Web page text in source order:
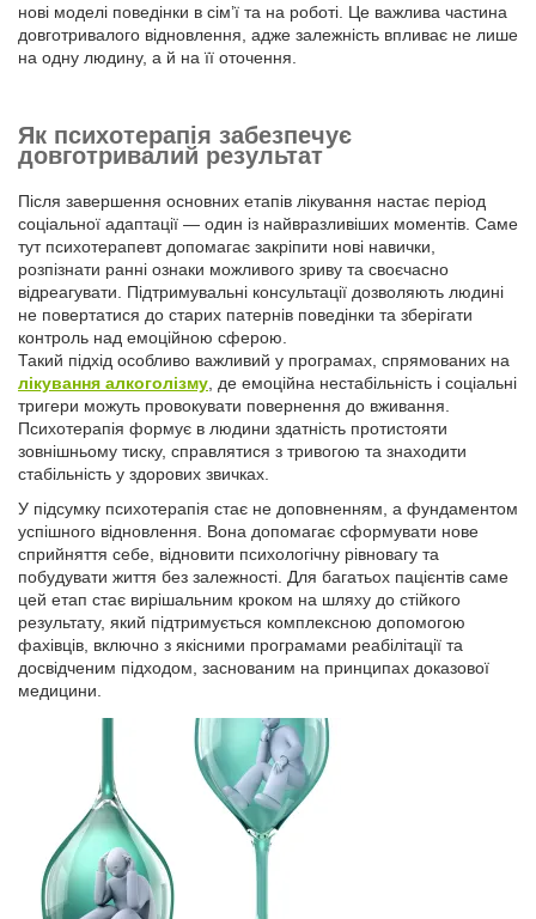
нові моделі поведінки в сім’ї та на роботі. Це важлива частина
довготривалого відновлення, адже залежність впливає не лише
на одну людину, а й на її оточення.
Як психотерапія забезпечує
довготривалий результат
Після завершення основних етапів лікування настає період
соціальної адаптації — один із найвразливіших моментів. Саме
тут психотерапевт допомагає закріпити нові навички,
розпізнати ранні ознаки можливого зриву та своєчасно
відреагувати. Підтримувальні консультації дозволяють людині
не повертатися до старих патернів поведінки та зберігати
контроль над емоційною сферою.
Такий підхід особливо важливий у програмах, спрямованих на
лікування алкоголізму , де емоційна нестабільність і соціальні
тригери можуть провокувати повернення до вживання.
Психотерапія формує в людини здатність протистояти
зовнішньому тиску, справлятися з тривогою та знаходити
стабільність у здорових звичках.
У підсумку психотерапія стає не доповненням, а фундаментом
успішного відновлення. Вона допомагає сформувати нове
сприйняття себе, відновити психологічну рівновагу та
побудувати життя без залежності. Для багатьох пацієнтів саме
цей етап стає вирішальним кроком на шляху до стійкого
результату, який підтримується комплексною допомогою
фахівців, включно з якісними програмами реабілітації та
досвідченим підходом, заснованим на принципах доказової
медицини.